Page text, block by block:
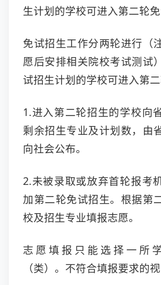
生计划的学校可进入第二轮免
免试招生工作分两轮进行（
愿后安排相关院校考试测试
试招生计划的学校可进入第二
1.进入第二轮招生的学校向
剩余招生专业及计划数，由
向社会公布。
2.未被录取或放弃首轮报考
加第二轮免试招生。根据第
校及招生专业填报志愿。
志愿填报只能选择一所
（类）。不符合填报要求的